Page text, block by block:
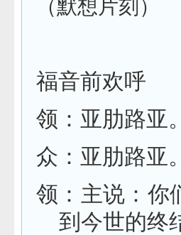
（默想片刻）
福音前欢呼
领：亚肋路亚。
众：亚肋路亚。
领：主说：你
到今世的终